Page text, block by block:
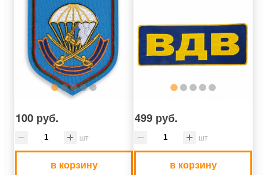
100 руб.
шт
в корзину
499 руб.
шт
в корзину